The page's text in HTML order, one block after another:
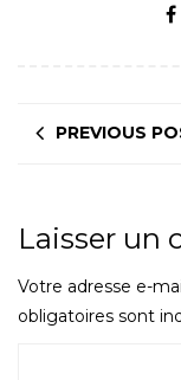
PREVIOUS
Laisser un
Votre adresse e-
obligatoires sont